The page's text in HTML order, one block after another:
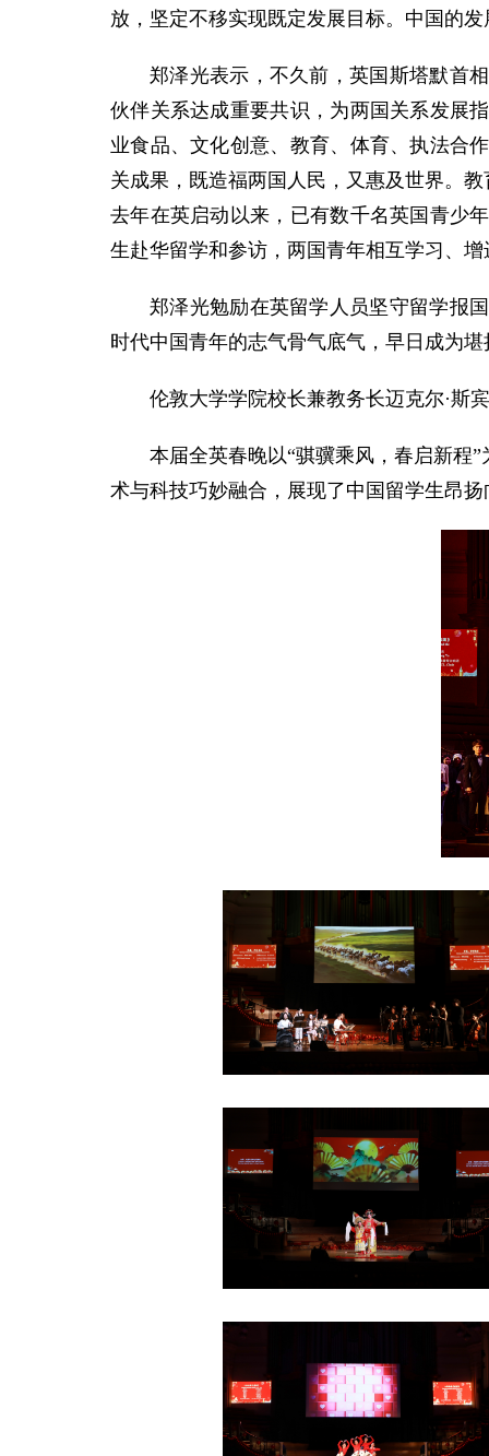
放，坚定不移实现既定发展目标。中国的
郑泽光表示，不久前，英国斯塔默首
伙伴关系达成重要共识，为两国关系发展
业食品、文化创意、教育、体育、执法合
关成果，既造福两国人民，又惠及世界。
去年在英启动以来，已有数千名英国青少
生赴华留学和参访，两国青年相互学习、
郑泽光勉励在英留学人员坚守留学报
时代中国青年的志气骨气底气，早日成为
伦敦大学学院校长兼教务长迈克尔·斯
本届全英春晚以“骐骥乘风，春启新程
术与科技巧妙融合，展现了中国留学生昂